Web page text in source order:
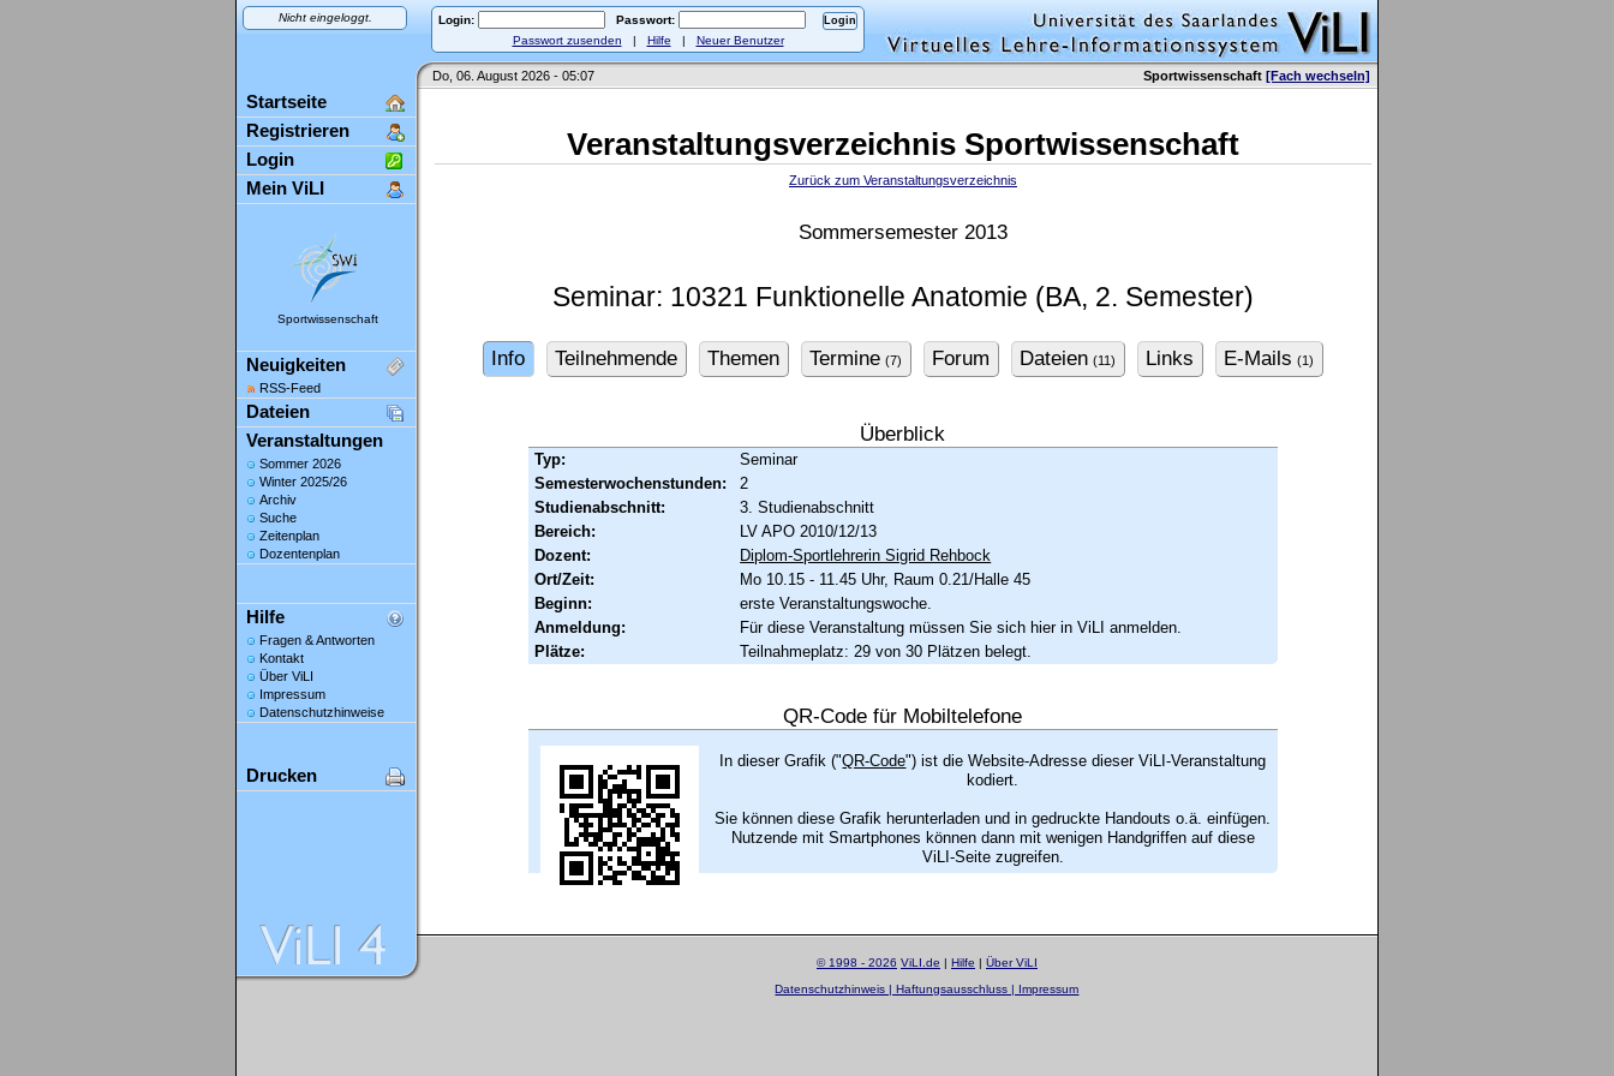
Nicht eingeloggt. Login:
Passwort:
Passwort zusenden | Hilfe | Neuer Benutzer
Do, 06. August 2026 - 05:07 Sportwissenschaft [Fach wechseln]
Startseite
Registrieren
Login
Mein ViLI
Sportwissenschaft
Neuigkeiten
RSS-Feed
Dateien
Veranstaltungen
Sommer 2026
Winter 2025/26
Archiv
Suche
Zeitenplan
Dozentenplan
Hilfe
Fragen & Antworten
Kontakt
Über ViLI
Impressum
Datenschutzhinweise
Drucken
Veranstaltungsverzeichnis Sportwissenschaft
Zurück zum Veranstaltungsverzeichnis
Sommersemester 2013
Seminar: 10321 Funktionelle Anatomie (BA, 2. Semester)
Info Teilnehmende Themen Termine (7) Forum Dateien (11) Links E-Mails (1)
Überblick
Typ:
Seminar
Semesterwochenstunden:
2
Studienabschnitt:
3. Studienabschnitt
Bereich:
LV APO 2010/12/13
Dozent:
Diplom-Sportlehrerin Sigrid Rehbock
Ort/Zeit:
Mo 10.15 - 11.45 Uhr, Raum 0.21/Halle 45
Beginn:
erste Veranstaltungswoche.
Anmeldung:
Für diese Veranstaltung müssen Sie sich hier in ViLI anmelden.
Plätze:
Teilnahmeplatz: 29 von 30 Plätzen belegt.
QR-Code für Mobiltelefone
In dieser Grafik ("QR-Code") ist die Website-Adresse dieser ViLI-Veranstaltung
kodiert.
Sie können diese Grafik herunterladen und in gedruckte Handouts o.ä. einfügen.
Nutzende mit Smartphones können dann mit wenigen Handgriffen auf diese
ViLI-Seite zugreifen.
© 1998 - 2026 ViLI.de | Hilfe | Über ViLI
Datenschutzhinweis | Haftungsausschluss | Impressum